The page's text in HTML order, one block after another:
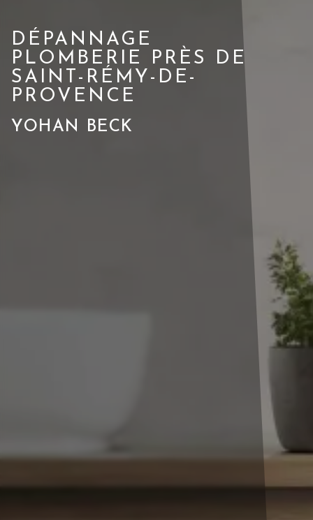
DÉPANNAGE
PLOMBERIE PRÈS DE
SAINT-RÉMY-DE-
PROVENCE
YOHAN BECK